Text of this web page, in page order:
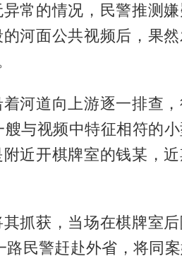
常的情况，民警推测
河面公共视频后，果
河道向上游逐一排查
与视频中特征相符的小
近开棋牌室的钱某，
抓获，当场在棋牌室
民警赶赴外省，将同